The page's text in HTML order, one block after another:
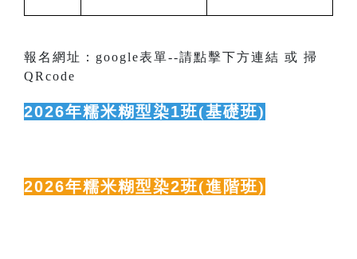
報名網址：google表單--請點擊下方連結 或 掃
QRcode
2026年糯米糊型染1班(基礎班)
2026年糯米糊型染2班(進階班)